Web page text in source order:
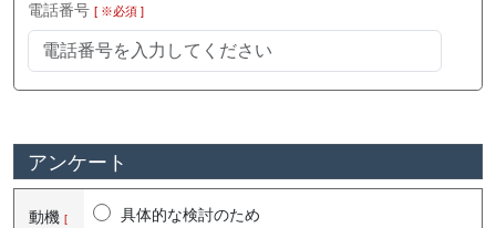
電話番号 [ ※必須 ]
アンケート
動機 [
具体的な検討のため